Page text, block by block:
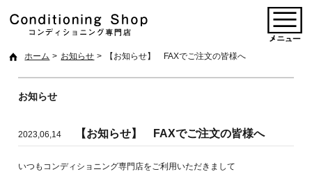
ホーム お知らせ 【お知らせ】 FAXでご注文の皆様へ
お知らせ
2023,06,14 【お知らせ】 FAXでご注文の皆様へ
いつもコンディショニング専門店をご利用いただきまして